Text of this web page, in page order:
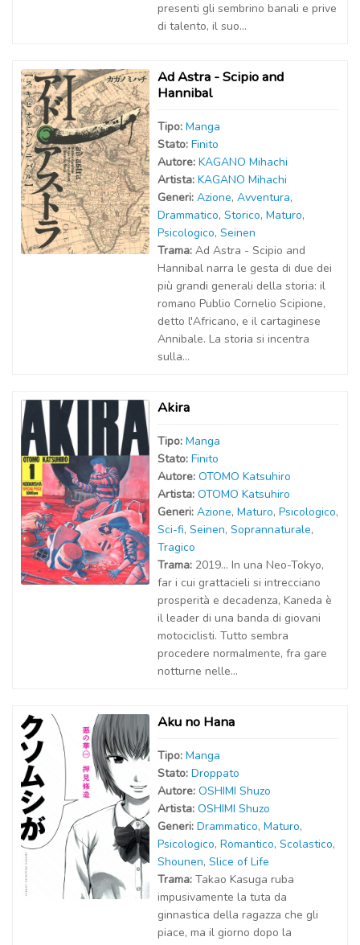
presenti gli sembrino banali e prive
di talento, il suo...
Ad Astra - Scipio and
Hannibal
Tipo: Manga
Stato: Finito
Autore: KAGANO Mihachi
Artista: KAGANO Mihachi
Generi: Azione, Avventura,
Drammatico, Storico, Maturo,
Psicologico, Seinen
Trama: Ad Astra - Scipio and
Hannibal narra le gesta di due dei
più grandi generali della storia: il
romano Publio Cornelio Scipione,
detto l'Africano, e il cartaginese
Annibale. La storia si incentra
sulla...
Akira
Tipo: Manga
Stato: Finito
Autore: OTOMO Katsuhiro
Artista: OTOMO Katsuhiro
Generi: Azione, Maturo, Psicologico,
Sci-fi, Seinen, Soprannaturale,
Tragico
Trama: 2019… In una Neo-Tokyo,
far i cui grattacieli si intrecciano
prosperità e decadenza, Kaneda è
il leader di una banda di giovani
motociclisti. Tutto sembra
procedere normalmente, fra gare
notturne nelle...
Aku no Hana
Tipo: Manga
Stato: Droppato
Autore: OSHIMI Shuzo
Artista: OSHIMI Shuzo
Generi: Drammatico, Maturo,
Psicologico, Romantico, Scolastico,
Shounen, Slice of Life
Trama: Takao Kasuga ruba
impusivamente la tuta da
ginnastica della ragazza che gli
piace, ma il giorno dopo la